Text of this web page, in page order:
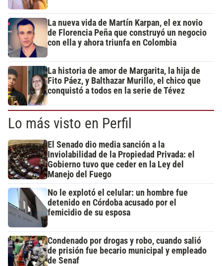
La nueva vida de Martín Karpan, el ex novio
de Florencia Peña que construyó un negocio
con ella y ahora triunfa en Colombia
La historia de amor de Margarita, la hija de
Fito Páez, y Balthazar Murillo, el chico que
conquistó a todos en la serie de Tévez
Lo más visto en Perfil
El Senado dio media sanción a la
Inviolabilidad de la Propiedad Privada: el
Gobierno tuvo que ceder en la Ley del
Manejo del Fuego
No le explotó el celular: un hombre fue
detenido en Córdoba acusado por el
femicidio de su esposa
Condenado por drogas y robo, cuando salió
de prisión fue becario municipal y empleado
de Senaf